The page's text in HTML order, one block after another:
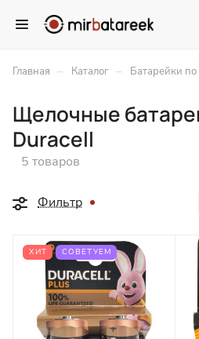
Главная – Каталог – Батарейки
Щелочные
Duracell
5 товаров
Фильтр
ХИТ СОВЕТУЕМ